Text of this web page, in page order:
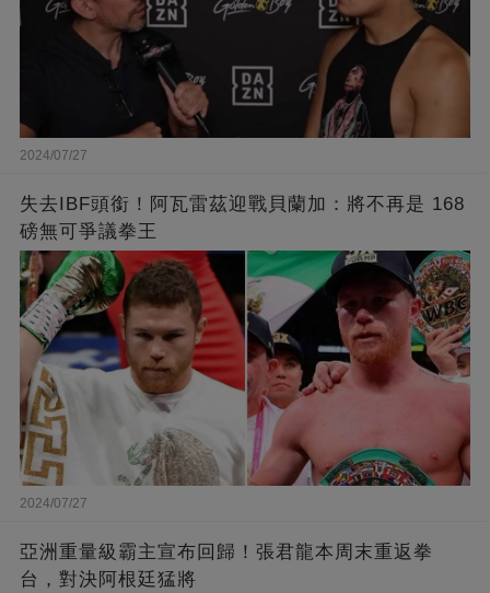
2024/07/27
失去IBF頭銜！阿瓦雷茲迎戰貝蘭加：將不再是 168
磅無可爭議拳王
2024/07/27
亞洲重量級霸主宣布回歸！張君龍本周末重返拳
台，對決阿根廷猛將